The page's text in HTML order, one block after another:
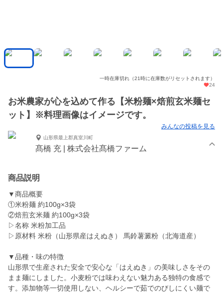
一時在庫切れ（21時に在庫数がリセットされます）
24
お米農家が心を込めて作る【米粉麺×焙煎玄米麺セ
ット】※料理画像はイメージです。
みんなの投稿を見る
山形県最上郡真室川町
髙橋 充 | 株式会社髙橋ファーム
商品説明
▼商品概要
①米粉麺 約100g×3袋
②焙煎玄米麺 約100g×3袋
▷名称 米粉加工品 ︎
▷原材料 米粉（山形県産はえぬき） 馬鈴薯澱粉（北海道産） ︎︎
▼品種・味の特徴
山形県で生産された安全で安心な「はえぬき」の美味しさをその
まま麺にしました。小麦粉では味わえない魅力ある独特の食感で
す。添加物等一切使用しない、ヘルシーで茹でのびしにくい麺で